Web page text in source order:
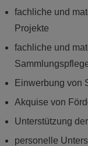
fachliche und
Projekte
fachliche und
Einwerbung von
Akquise von
Unterstützung
personelle